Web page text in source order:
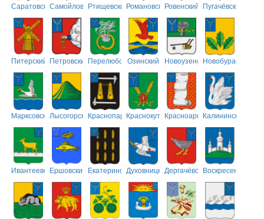
СаратовскийСамойловскийРтищевскийРомановскийРовенский Пугачёвский
Питерский ПетровскийПерелюбскийОзинский НовоузенскийНовобурасский
МарксовскийЛысогорскийКраснопартизанский
КраснокутскийКрасноармейский
Калининский
ИвантеевскийЕршовский ЕкатериновскийДуховницкийДергачёвскийВоскресенский